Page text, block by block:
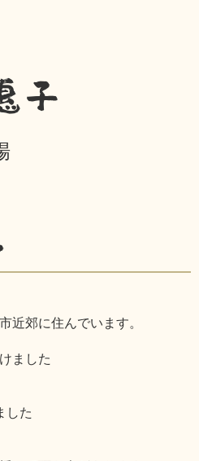
子
近郊に住んでいます。
ました
した